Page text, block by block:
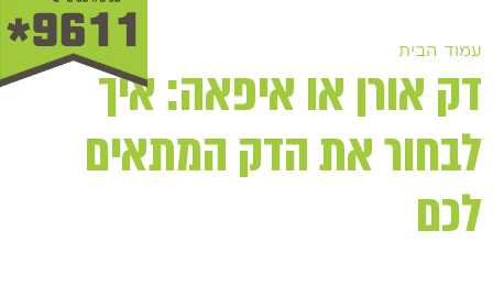
עמוד הבית / דק אורן או איפאה: איך לבחור את הדק המתאים
לכם
דק אורן או איפאה: איך
לבחור את הדק המתאים
לכם